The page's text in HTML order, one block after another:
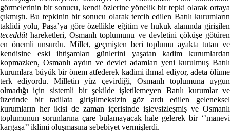
görmelerinin bir sonucu, kendi özlerine yönelik bir tepki olarak ortaya
çıkmıştı. Bu tepkinin bir sonucu olarak tercih edilen Batılı kurumların
taklidi yolu, Paşa’ya göre özellikle eğitim ve hukuk alanında girişilen
teceddüthareketleri, Osmanlı toplumunu ve devletini çöküşe götüren
en önemli unsurdu. Millet, geçmişten beri toplumu ayakta tutan ve
kendisine eski ihtişamları günlerini yaşatan kadim kurumlardan
kopmazken, Osmanlı aydın ve devlet adamları yeni kurulmuş Batılı
kurumlara büyük bir önem atfederek kadimi ihmal ediyor, adeta ölüme
terk ediyordu. Milletin yüz çevirdiği, Osmanlı toplumuna uygun
olmadığı için sistemli bir şekilde işletilemeyen Batılı kurumlar ve
üzerinde bir tadilata girişilmeksizin göz ardı edilen geleneksel
kurumların her ikisi de zaman içerisinde işlevsizleşmiş ve Osmanlı
toplumunun sorunlarına çare bulamayacak hale gelerek bir ‘’manevi
kargaşa’’ iklimi oluşmasına sebebiyet vermişlerdi.